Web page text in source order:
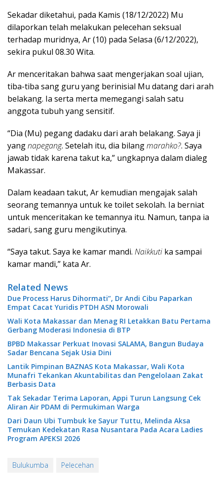
Sekadar diketahui, pada Kamis (18/12/2022) Mu
dilaporkan telah melakukan pelecehan seksual
terhadap muridnya, Ar (10) pada Selasa (6/12/2022),
sekira pukul 08.30 Wita.
Ar menceritakan bahwa saat mengerjakan soal ujian,
tiba-tiba sang guru yang berinisial Mu datang dari arah
belakang. Ia serta merta memegangi salah satu
anggota tubuh yang sensitif.
“Dia (Mu) pegang dadaku dari arah belakang. Saya ji
yangnapegang. Setelah itu, dia bilangmarahko?. Saya
jawab tidak karena takut ka,” ungkapnya dalam dialeg
Makassar.
Dalam keadaan takut, Ar kemudian mengajak salah
seorang temannya untuk ke toilet sekolah. Ia berniat
untuk menceritakan ke temannya itu. Namun, tanpa ia
sadari, sang guru mengikutinya.
“Saya takut. Saya ke kamar mandi. Naikkuti ka sampai
kamar mandi,” kata Ar.
Related News
Due Process Harus Dihormati”, Dr Andi Cibu Paparkan
Empat Cacat Yuridis PTDH ASN Morowali
Wali Kota Makassar dan Menag RI Letakkan Batu Pertama
Gerbang Moderasi Indonesia di BTP
BPBD Makassar Perkuat Inovasi SALAMA, Bangun Budaya
Sadar Bencana Sejak Usia Dini
Lantik Pimpinan BAZNAS Kota Makassar, Wali Kota
Munafri Tekankan Akuntabilitas dan Pengelolaan Zakat
Berbasis Data
Tak Sekadar Terima Laporan, Appi Turun Langsung Cek
Aliran Air PDAM di Permukiman Warga
Dari Daun Ubi Tumbuk ke Sayur Tuttu, Melinda Aksa
Temukan Kedekatan Rasa Nusantara Pada Acara Ladies
Program APEKSI 2026
Bulukumba Pelecehan